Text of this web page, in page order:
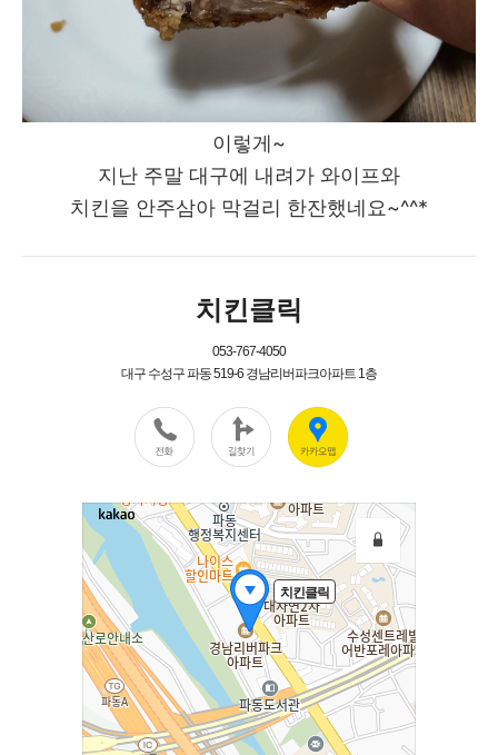
이렇게~
지난 주말 대구에 내려가 와이프와
치킨을 안주삼아 막걸리 한잔했네요~^^*